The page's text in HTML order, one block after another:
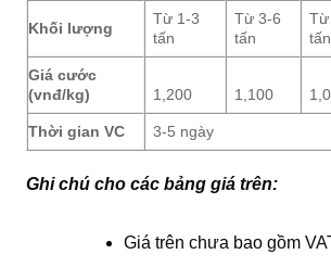
Khối lượng
Từ 1-3
tấn
Từ 3-6
tấn
Từ
tấn
Giá cước
(vnđ/kg)
1,200 1,100
Thời gian VC 3-5 ngày
Ghi chú cho các bảng giá trên:
Giá trên chưa bao gồm